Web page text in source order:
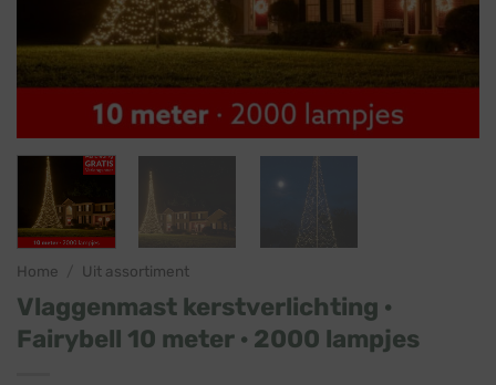
Home Uit assortiment
Vlaggenmast kerstverlichting ·
Fairybell 10 meter · 2000 lampjes